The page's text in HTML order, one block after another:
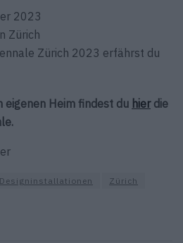
2023
Zürich
Zürich 2023 erfährst du
eigenen Heim findest du hierdie
Designinstallationen Zürich